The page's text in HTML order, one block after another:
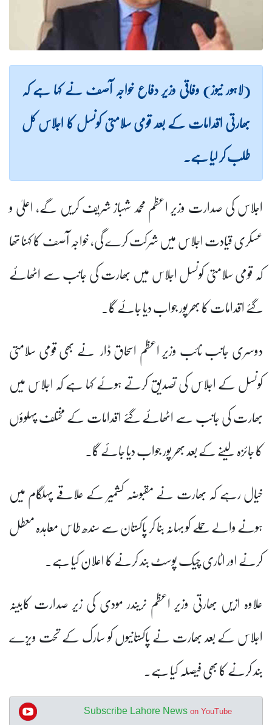
(لاہور نیوز) وفاقی وزیر دفاع خواجہ آصف نے کہا ہے کہ
بھارتی اقدامات کے بعد قومی سلامتی کونسل کا اجلاس کل
طلب کر لیا ہے۔
اجلاس کی صدارت وزیر اعظم محمد شہباز شریف کریں گے، اعلیٰ و
عسکری قیادت اجلاس میں شرکت کرے گی، خواجہ آصف کا کہنا تھا
کہ قومی سلامتی کونسل اجلاس میں بھارت کی جانب سے اٹھائے
گئے اقدامات کا بھرپور جواب دیا جائے گا۔
دوسری جانب نائب وزیر اعظم اسحاق ڈار نے بھی قومی سلامتی
کونسل کے اجلاس کی تصدیق کرتے ہوئے کہا ہے کہ اجلاس میں
بھارت کی جانب سے اٹھائے گئے اقدامات کے مختلف پہلوؤں
کا جائزہ لینے کے بعد بھر پور جواب دیا جائے گا۔
خیال رہے کہ بھارت نے مقبوضہ کشمیر کے علاقے پہلگام میں
ہونے والے حملے کو بہانہ بنا کر پاکستان سے سندھ طاس معاہدہ معطل
کرنے اور اٹاری چیک پوسٹ بند کرنے کا اعلان کیا ہے۔
علاوہ ازیں بھارتی وزیر اعظم نریندر مودی کی زیر صدارت کابینہ
اجلاس کے بعد بھارت نے پاکستانیوں کو سارک کے تحت ویزے
بند کرنے کا بھی فیصلہ کیا ہے۔
Subscribe Lahore News on YouTube